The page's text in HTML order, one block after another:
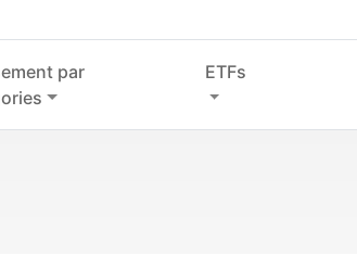
par
ETFs